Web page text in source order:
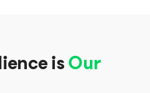
isOur